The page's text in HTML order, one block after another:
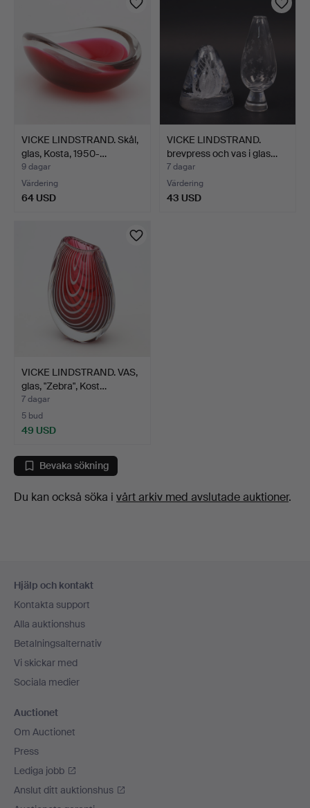
VICKE LINDSTRAND. Skål,
glas, Kosta, 1950-…
9 dagar
Värdering
64 USD
VICKE LINDSTRAND.
brevpress och vas i glas…
7 dagar
Värdering
43 USD
VICKE LINDSTRAND. VAS,
glas, "Zebra", Kost…
7 dagar
5 bud
49 USD
Bevaka sökning
Du kan också söka i vårt arkiv med avslutade auktioner.
Hjälp och kontakt
Kontakta support
Alla auktionshus
Betalningsalternativ
Vi skickar med
Sociala medier
Auctionet
Om Auctionet
Press
Lediga jobb
Anslut ditt auktionshus